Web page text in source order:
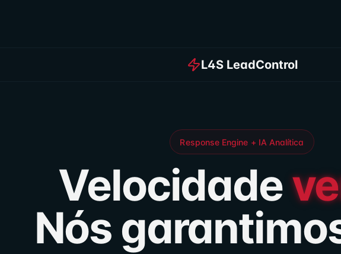
L4S LeadControl
Response Engine + IA Analítica
Velocidade
Nós